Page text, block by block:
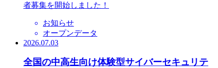
者募集を開始しました！
お知らせ
オープンデータ
2026.07.03
全国の中高生向け体験型サイバーセキュリテ